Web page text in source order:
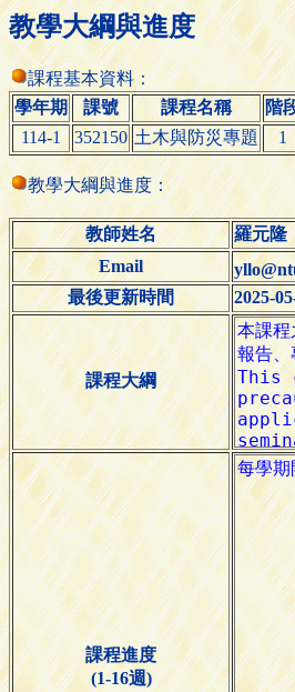
教學大綱與進度
課程基本資料：
學年期
課號 課程名稱 階
114-1
352150 土木與防災專題 1
教學大綱與進度：
教師姓名 羅元
Email
最後更新時間
2025-
課程大綱
課程進度
(1-16週)